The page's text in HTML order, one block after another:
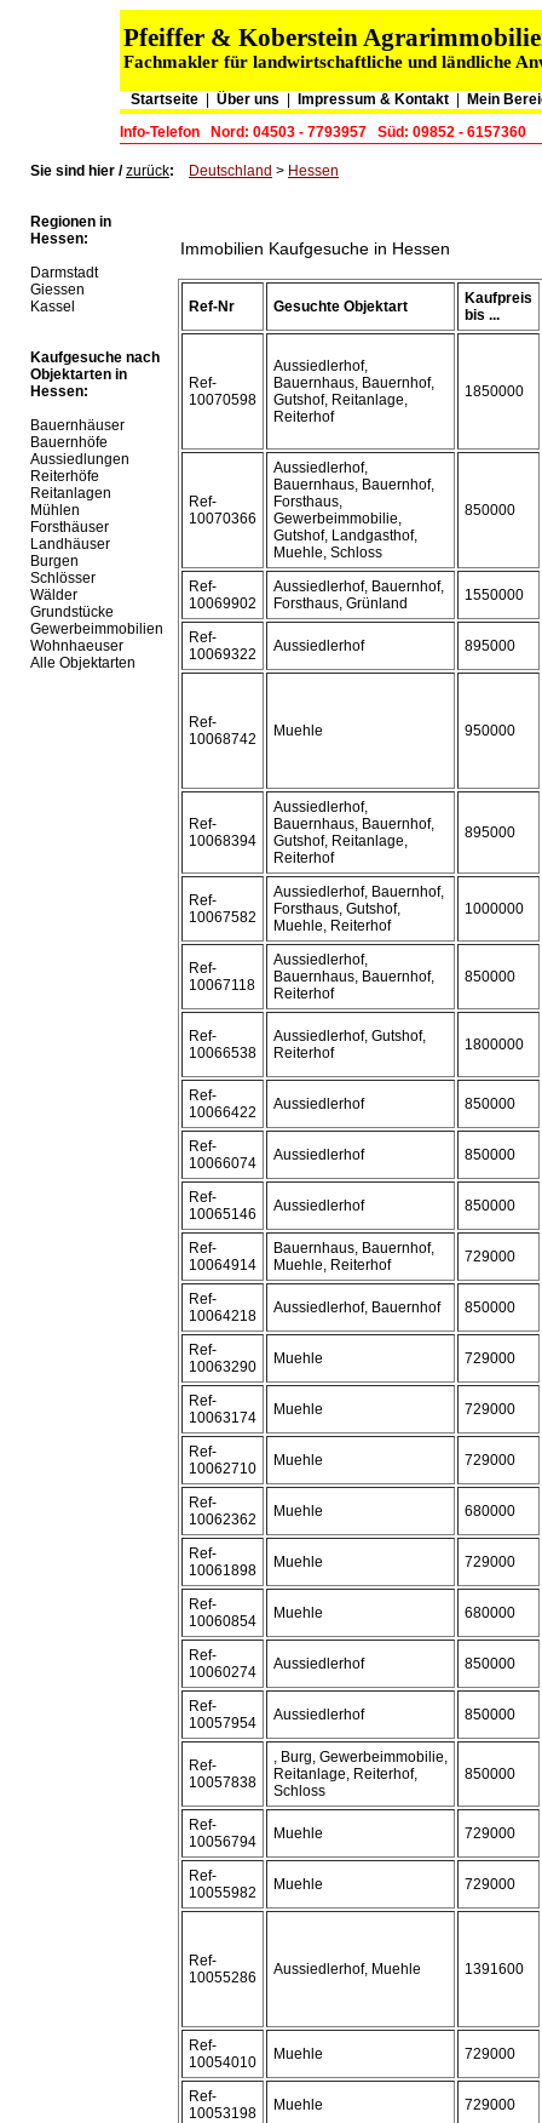
Pfeiffer & Koberstein
Fachmakler für landwirtschaftliche und ländliche
Startseite| Über uns Impressum & Kontakt|
Mein
Info-Telefon
Nord: 04503 - 7793957 Süd: 09852 - 6157360
Sie sind hier /zurück: Deutschland > Hessen
Regionen in
Hessen:
Darmstadt
Giessen
Kassel
Kaufgesuche nach
Objektarten in
Hessen:
Bauernhäuser
Bauernhöfe
Aussiedlungen
Reiterhöfe
Reitanlagen
Mühlen
Forsthäuser
Landhäuser
Burgen
Schlösser
Wälder
Grundstücke
Gewerbeimmobilien
Wohnhaeuser
Alle Objektarten
Immobilien Kaufgesuche in Hessen
Ref-Nr Gesuchte Objektart
Kaufpreis
bis ...
Ref-
10070598
Aussiedlerhof,
Bauernhaus, Bauernhof,
Gutshof, Reitanlage,
Reiterhof
1850000
Ref-
10070366
Aussiedlerhof,
Bauernhaus, Bauernhof,
Forsthaus,
Gewerbeimmobilie,
Gutshof, Landgasthof,
Muehle, Schloss
850000
Ref-
10069902
Aussiedlerhof, Bauernhof,
Forsthaus, Grünland
1550000
Ref-
10069322
Aussiedlerhof 895000
Ref-
10068742
Muehle 950000
Ref-
10068394
Aussiedlerhof,
Bauernhaus, Bauernhof,
Gutshof, Reitanlage,
Reiterhof
895000
Ref-
10067582
Aussiedlerhof, Bauernhof,
Forsthaus, Gutshof,
Muehle, Reiterhof
1000000
Ref-
10067118
Aussiedlerhof,
Bauernhaus, Bauernhof,
Reiterhof
850000
Ref-
10066538
Aussiedlerhof, Gutshof,
Reiterhof
1800000
Ref-
10066422
Aussiedlerhof 850000
Ref-
10066074
Aussiedlerhof 850000
Ref-
10065146
Aussiedlerhof 850000
Ref-
10064914
Bauernhaus, Bauernhof,
Muehle, Reiterhof
729000
Ref-
10064218
Aussiedlerhof, Bauernhof 850000
Ref-
10063290
Muehle 729000
Ref-
10063174
Muehle 729000
Ref-
10062710
Muehle 729000
Ref-
10062362
Muehle 680000
Ref-
10061898
Muehle 729000
Ref-
10060854
Muehle 680000
Ref-
10060274
Aussiedlerhof 850000
Ref-
10057954
Aussiedlerhof 850000
Ref-
10057838
, Burg, Gewerbeimmobilie,
Reitanlage, Reiterhof,
Schloss
850000
Ref-
10056794
Muehle 729000
Ref-
10055982
Muehle 729000
Ref-
10055286
Aussiedlerhof, Muehle 1391600
Ref-
10054010
Muehle 729000
Ref-
10053198
Muehle 729000